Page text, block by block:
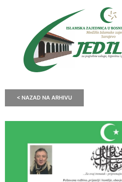
< NAZAD NA ARHIVU